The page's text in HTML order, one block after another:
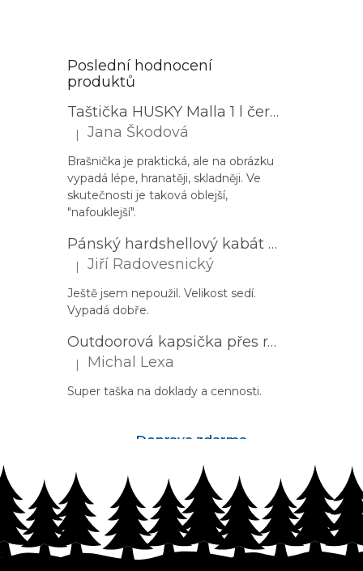
Poslední hodnocení
produktů
Taštička HUSKY Malla 1 l černá
Hodnocení produktu je 3 z 5 hvězdiček.
| Jana Škodová
Brašnička je praktická, ale na obrázku
vypadá lépe, hranatěji, skladněji. Ve
skutečnosti je taková oblejší,
"nafouklejší".
Pánský hardshellový kabát HUSKY Nestia M zelený
Hodnocení produktu je 5 z 5 hvězdiček.
| Jiří Radovesnický
Ještě jsem nepoužil. Velikost sedí.
Vypadá dobře.
Outdoorová kapsička přes rameno PROGRESS Corss Body černá
Hodnocení produktu je 5 z 5 hvězdiček.
| Michal Lexa
Super taška na doklady a cennosti.
Doprava zdarma
Z